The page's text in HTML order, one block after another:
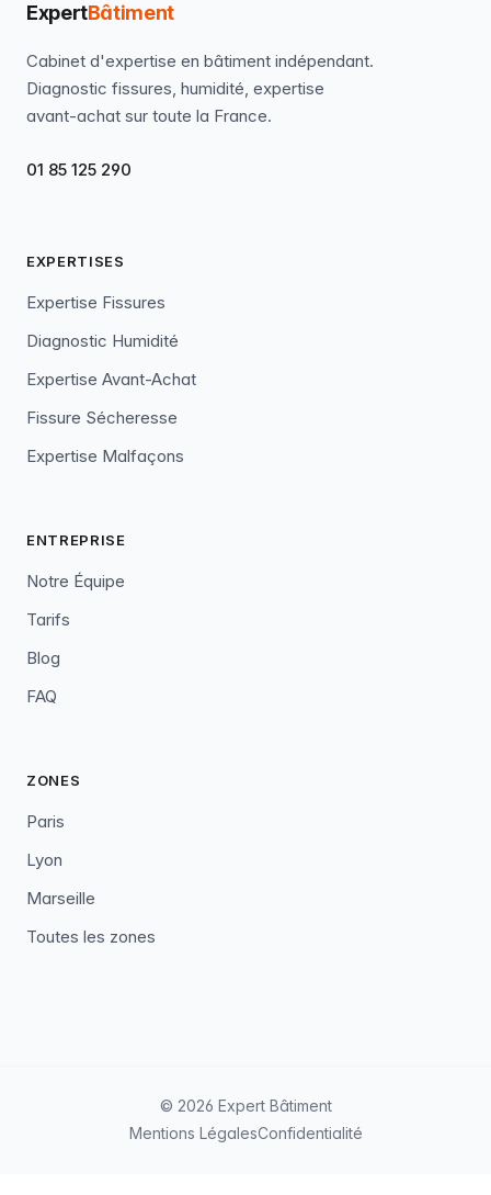
ExpertBâtiment
Cabinet d'expertise en bâtiment indépendant.
Diagnostic fissures, humidité, expertise
avant-achat sur toute la France.
01 85 125 290
EXPERTISES
Expertise Fissures
Diagnostic Humidité
Expertise Avant-Achat
Fissure Sécheresse
Expertise Malfaçons
ENTREPRISE
Notre Équipe
Tarifs
Blog
FAQ
ZONES
Paris
Lyon
Marseille
Toutes les zones
© 2026 Expert Bâtiment
Mentions LégalesConfidentialité